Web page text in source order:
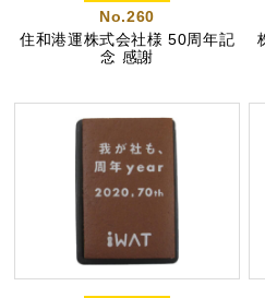
No.260
住和港運株式会社様 50周年記
念 感謝